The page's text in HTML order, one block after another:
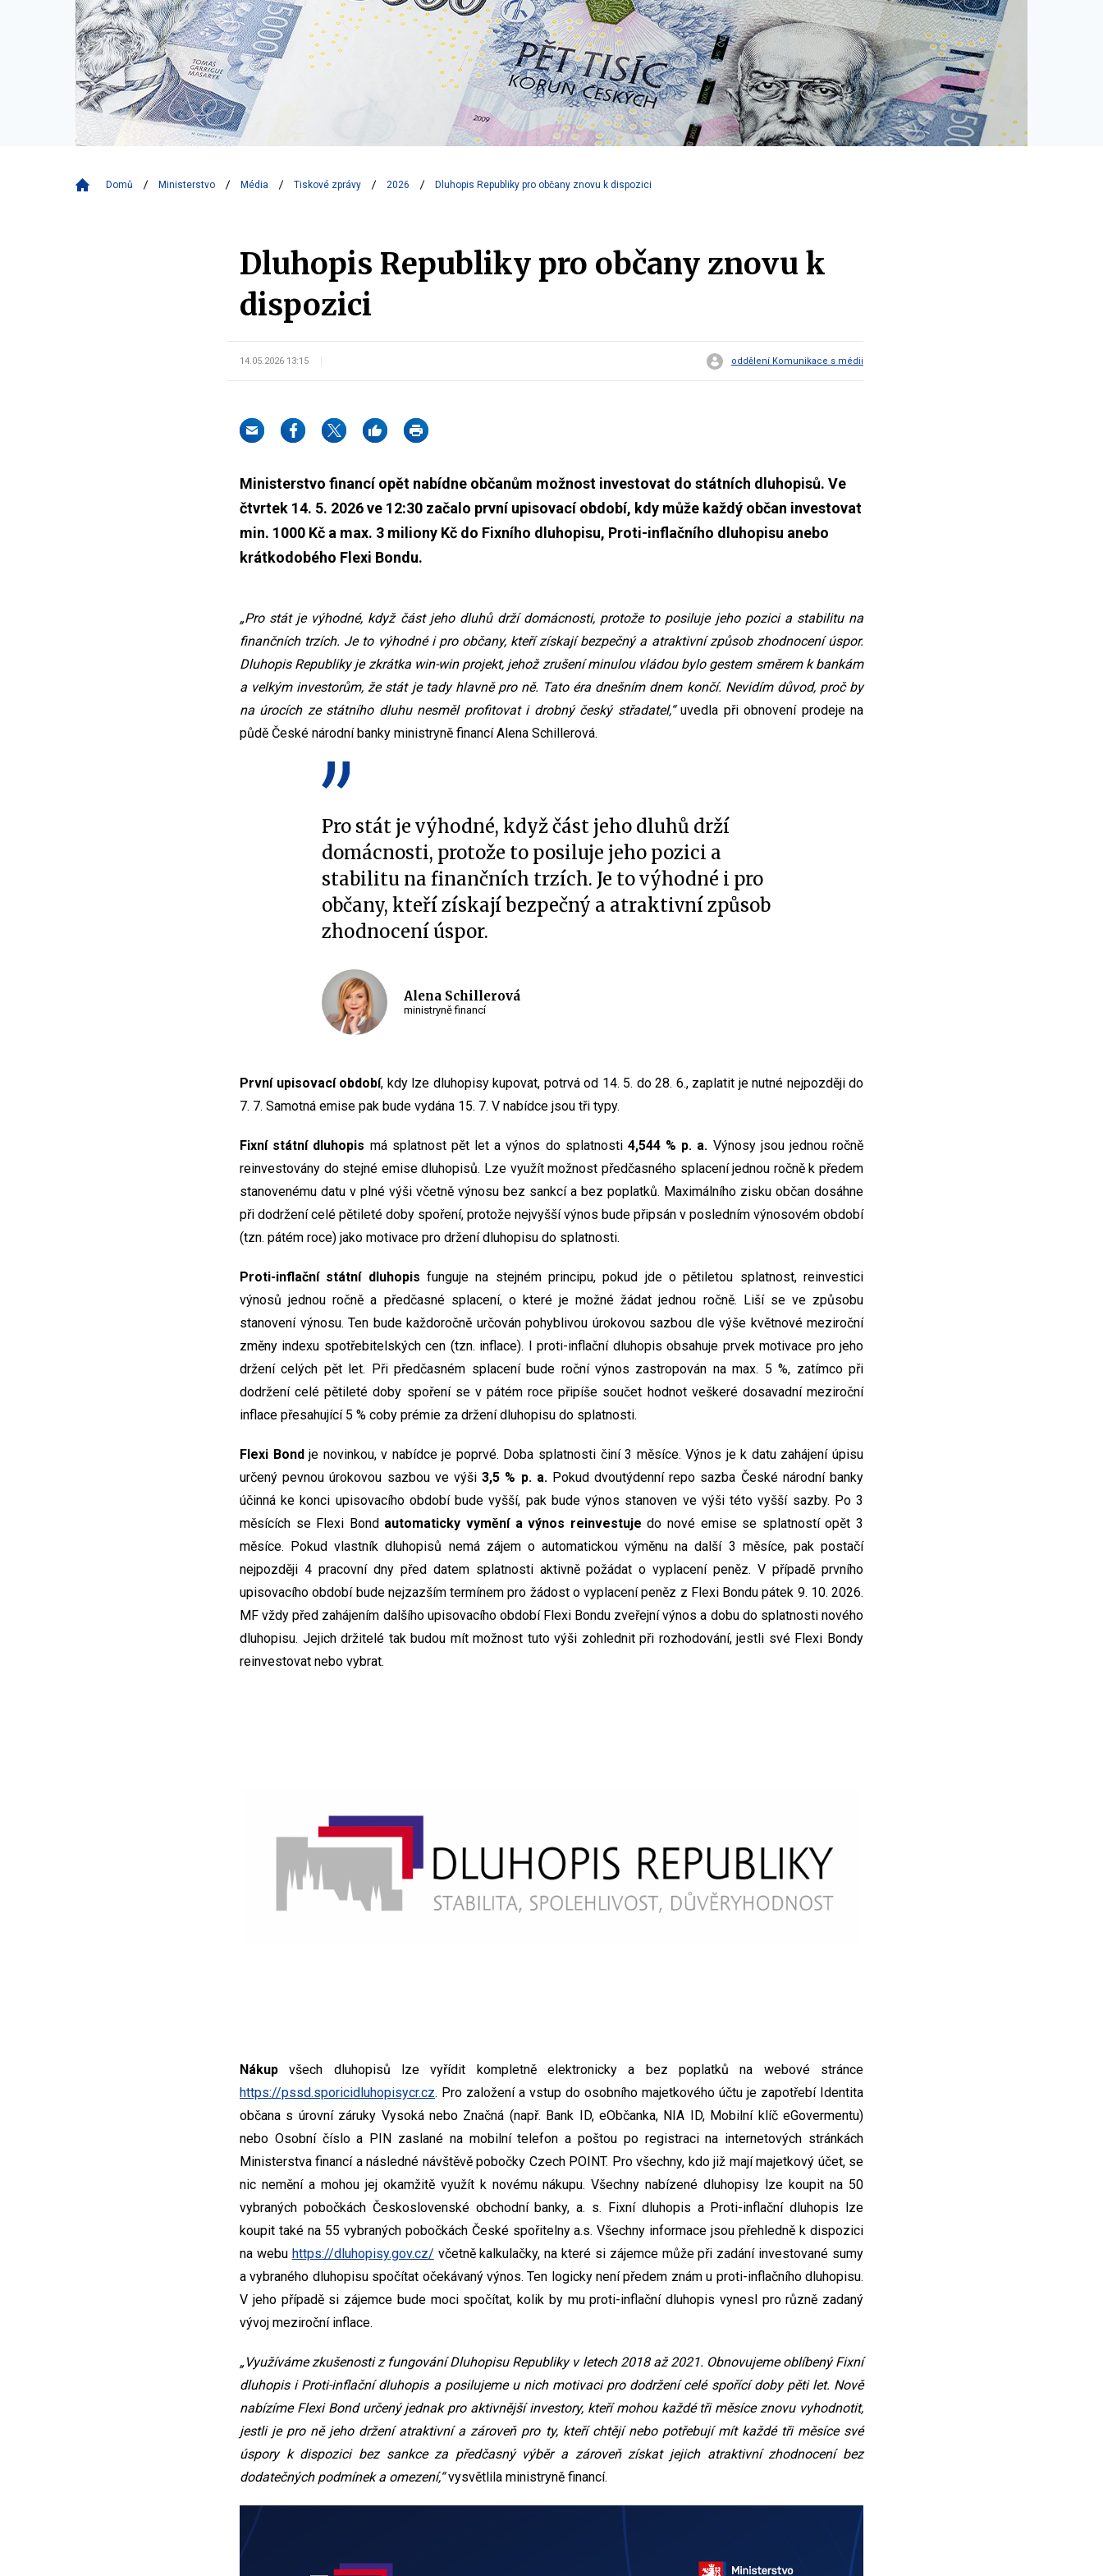
Domů Ministerstvo Média Tiskové zprávy 2026 Dluhopis Republiky pro občany znovu k dispozici
Dluhopis Republiky pro občany znovu k
dispozici
14.05.2026 13:15 oddělení Komunikace s médii
Ministerstvo financí opět nabídne občanům možnost investovat do státních dluhopisů. Ve
čtvrtek 14. 5. 2026 ve 12:30 začalo první upisovací období, kdy může každý občan investovat
min. 1000 Kč a max. 3 miliony Kč do Fixního dluhopisu, Proti-inflačního dluhopisu anebo
krátkodobého Flexi Bondu.
„Pro stát je výhodné, když část jeho dluhů drží domácnosti, protože to posiluje jeho pozici a stabilitu na
finančních trzích. Je to výhodné i pro občany, kteří získají bezpečný a atraktivní způsob zhodnocení úspor.
Dluhopis Republiky je zkrátka win-win projekt, jehož zrušení minulou vládou bylo gestem směrem k bankám
a velkým investorům, že stát je tady hlavně pro ně. Tato éra dnešním dnem končí. Nevidím důvod, proč by
na úrocích ze státního dluhu nesměl profitovat i drobný český střadatel,“uvedla při obnovení prodeje na
půdě České národní banky ministryně financí Alena Schillerová.
Pro stát je výhodné, když část jeho dluhů drží
domácnosti, protože to posiluje jeho pozici a
stabilitu na finančních trzích. Je to výhodné i pro
občany, kteří získají bezpečný a atraktivní způsob
zhodnocení úspor.
Alena Schillerová
ministryně financí
První upisovací období, kdy lze dluhopisy kupovat, potrvá od 14. 5. do 28. 6., zaplatit je nutné nejpozději do
7. 7. Samotná emise pak bude vydána 15. 7. V nabídce jsou tři typy.
Fixní státní dluhopis má splatnost pět let a výnos do splatnosti 4,544 % p. a. Výnosy jsou jednou ročně
reinvestovány do stejné emise dluhopisů. Lze využít možnost předčasného splacení jednou ročně k předem
stanovenému datu v plné výši včetně výnosu bez sankcí a bez poplatků. Maximálního zisku občan dosáhne
při dodržení celé pětileté doby spoření, protože nejvyšší výnos bude připsán v posledním výnosovém období
(tzn. pátém roce) jako motivace pro držení dluhopisu do splatnosti.
Proti-inflační státní dluhopis funguje na stejném principu, pokud jde o pětiletou splatnost, reinvestici
výnosů jednou ročně a předčasné splacení, o které je možné žádat jednou ročně. Liší se ve způsobu
stanovení výnosu. Ten bude každoročně určován pohyblivou úrokovou sazbou dle výše květnové meziroční
změny indexu spotřebitelských cen (tzn. inflace). I proti-inflační dluhopis obsahuje prvek motivace pro jeho
držení celých pět let. Při předčasném splacení bude roční výnos zastropován na max. 5 %, zatímco při
dodržení celé pětileté doby spoření se v pátém roce připíše součet hodnot veškeré dosavadní meziroční
inflace přesahující 5 % coby prémie za držení dluhopisu do splatnosti.
Flexi Bondje novinkou, v nabídce je poprvé. Doba splatnosti činí 3 měsíce. Výnos je k datu zahájení úpisu
určený pevnou úrokovou sazbou ve výši3,5 % p. a. Pokud dvoutýdenní repo sazba České národní banky
účinná ke konci upisovacího období bude vyšší, pak bude výnos stanoven ve výši této vyšší sazby. Po 3
měsících se Flexi Bond automaticky vymění a výnos reinvestuje do nové emise se splatností opět 3
měsíce. Pokud vlastník dluhopisů nemá zájem o automatickou výměnu na další 3 měsíce, pak postačí
nejpozději 4 pracovní dny před datem splatnosti aktivně požádat o vyplacení peněz. V případě prvního
upisovacího období bude nejzazším termínem pro žádost o vyplacení peněz z Flexi Bondu pátek 9. 10. 2026.
MF vždy před zahájením dalšího upisovacího období Flexi Bondu zveřejní výnos a dobu do splatnosti nového
dluhopisu. Jejich držitelé tak budou mít možnost tuto výši zohlednit při rozhodování, jestli své Flexi Bondy
reinvestovat nebo vybrat.
Nákup všech dluhopisů lze vyřídit kompletně elektronicky a bez poplatků na webové stránce
https://pssd.sporicidluhopisycr.cz. Pro založení a vstup do osobního majetkového účtu je zapotřebí Identita
občana s úrovní záruky Vysoká nebo Značná (např. Bank ID, eObčanka, NIA ID, Mobilní klíč eGovermentu)
nebo Osobní číslo a PIN zaslané na mobilní telefon a poštou po registraci na internetových stránkách
Ministerstva financí a následné návštěvě pobočky Czech POINT. Pro všechny, kdo již mají majetkový účet, se
nic nemění a mohou jej okamžitě využít k novému nákupu. Všechny nabízené dluhopisy lze koupit na 50
vybraných pobočkách Československé obchodní banky, a. s. Fixní dluhopis a Proti-inflační dluhopis lze
koupit také na 55 vybraných pobočkách České spořitelny a.s. Všechny informace jsou přehledně k dispozici
na webu https://dluhopisy.gov.cz/ včetně kalkulačky, na které si zájemce může při zadání investované sumy
a vybraného dluhopisu spočítat očekávaný výnos. Ten logicky není předem znám u proti-inflačního dluhopisu.
V jeho případě si zájemce bude moci spočítat, kolik by mu proti-inflační dluhopis vynesl pro různě zadaný
vývoj meziroční inflace.
„Využíváme zkušenosti z fungování Dluhopisu Republiky v letech 2018 až 2021. Obnovujeme oblíbený Fixní
dluhopis i Proti-inflační dluhopis a posilujeme u nich motivaci pro dodržení celé spořící doby pěti let. Nově
nabízíme Flexi Bond určený jednak pro aktivnější investory, kteří mohou každé tři měsíce znovu vyhodnotit,
jestli je pro ně jeho držení atraktivní a zároveň pro ty, kteří chtějí nebo potřebují mít každé tři měsíce své
úspory k dispozici bez sankce za předčasný výběr a zároveň získat jejich atraktivní zhodnocení bez
dodatečných podmínek a omezení,“vysvětlila ministryně financí.